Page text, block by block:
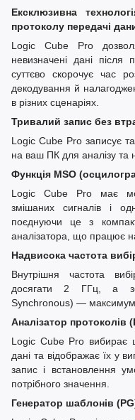
Ексклюзивна
протоколу передачі
Logic Cube Pro
невизначені дані після
суттєво скорочує час
декодування й
в різних сценаріях.
Тривалий запис без
Logic Cube Pro записує
на ваш ПК для аналізу та
Функція MSO
Logic Cube Pro має
змішаних сигналів і
поєднуючи це з
аналізатора, що працює
Надвисока частота
Внутрішня частота
досягати 2 ГГц, а
Synchronous) —
Аналізатор протоколів
Logic Cube Pro вибирає
дані та відображає їх у
запис і встановлення
потрібного значення.
Генератор шаблонів